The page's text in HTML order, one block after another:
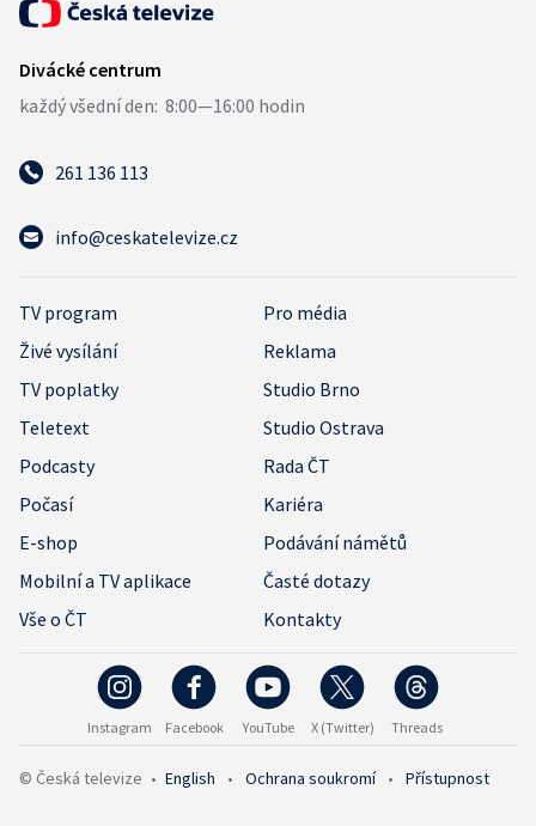
261 136 113
info@ceskatelevize.cz
TV program
Pro média
Živé vysílání
Reklama
TV poplatky
Studio Brno
Teletext
Studio Ostrava
Podcasty
Rada ČT
Počasí
Kariéra
E-shop
Podávání námětů
Mobilní a TV aplikace
Časté dotazy
Vše o ČT
Kontakty
Instagram Facebook YouTube X (Twitter) Threads
© Česká televize • English • Ochrana soukromí • Přístupnost